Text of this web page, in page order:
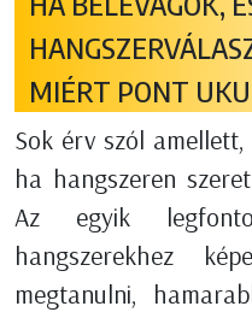
MIÉRT PONT
Sok érv szól
ha hangszeren
Az egyik
hangszerekhez
megtanulni,